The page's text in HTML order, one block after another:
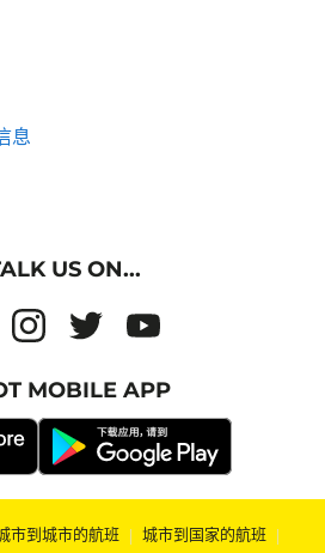
息
US ON...
MOBILE APP
市到城市的航班 | 城市到国家的航班 |